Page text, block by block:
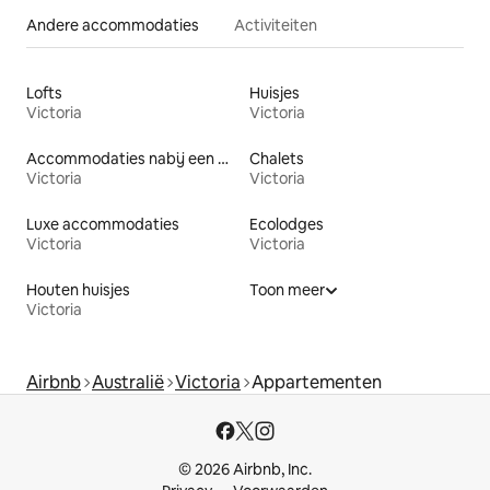
Andere accommodaties Activiteiten
Lofts
Victoria
Huisjes
Victoria
Accommodaties nabij een meer
Victoria
Chalets
Victoria
Luxe accommodaties
Victoria
Ecolodges
Victoria
Houten huisjes
Victoria
Toon meer
Airbnb Australië Victoria Appartementen
© 2026 Airbnb, Inc.